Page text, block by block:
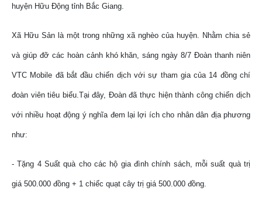
huyện Hữu Động tỉnh Bắc Giang.
Xã Hữu Sản là một trong những xã nghèo của huyện. Nhằm chia sẻ
và giúp đỡ các hoàn cảnh khó khăn, sáng ngày 8/7 Đoàn thanh niên
VTC Mobile đã bắt đầu chiến dịch với sự tham gia của 14 đồng chí
đoàn viên tiêu biểu.Tại đây, Đoàn đã thực hiện thành công chiến dịch
với nhiều hoạt động ý nghĩa đem lại lợi ích cho nhân dân địa phương
như:
- Tặng 4 Suất quà cho các hộ gia đình chính sách, mỗi suất quà trị
giá 500.000 đồng + 1 chiếc quạt cây trị giá 500.000 đồng.